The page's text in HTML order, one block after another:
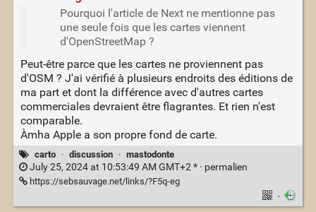
Pourquoi l'article de Next ne mentionne pas
une seule fois que les cartes viennent
d'OpenStreetMap ?
Peut-être parce que les cartes ne proviennent pas
d'OSM ? J'ai vérifié à plusieurs endroits des éditions de
ma part et dont la différence avec d'autres cartes
commerciales devraient être flagrantes. Et rien n'est
comparable.
Àmha Apple a son propre fond de carte.
carto · discussion · mastodonte
July 25, 2024 at 10:53:49 AM GMT+2 * · permalien
https://sebsauvage.net/links/?F5q-eg
·